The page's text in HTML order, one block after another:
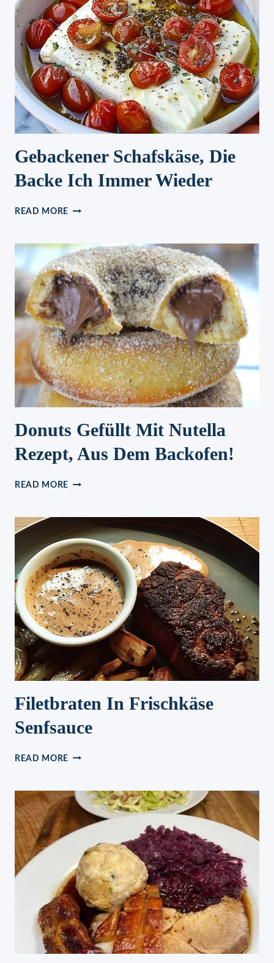
Gebackener Schafskäse, Die
Backe Ich Immer Wieder
READ MORE GEBACKENER
BACKE
ICH
IMMER
WIEDER
Donuts Gefüllt Mit Nutella
Rezept, Aus Dem Backofen!
READ MORE DONUTS
REZEPT,
AUS
DEM
BACKOFEN!
Filetbraten In Frischkäse
Senfsauce
READ MORE FILETBRATEN
SENFSAUCE